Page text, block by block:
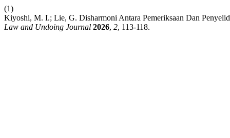
(1)
Kiyoshi, M. I.; Lie, G. Disharmoni Antara Pemeriksaan Dan
Law and Undoing Journal 2026, 2, 113-118.